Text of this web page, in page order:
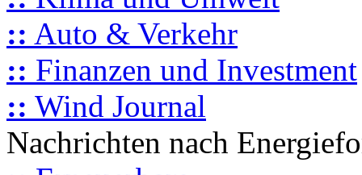
:: Auto & Verkehr
:: Finanzen und Investment
:: Wind Journal
Nachrichten nach